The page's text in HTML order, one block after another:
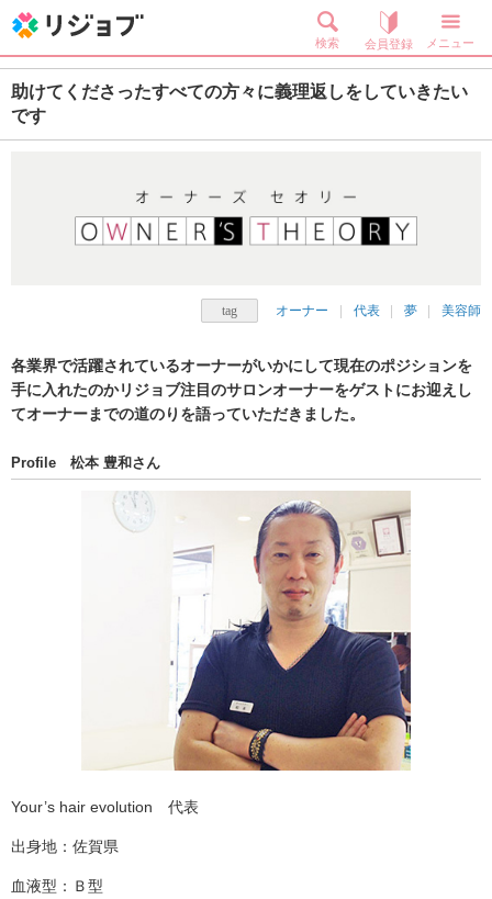
検索 会員登録 メニュー
助けてくださったすべての方々に義理返しをしていきたい
です
オーナー 代表 夢 美容師
各業界で活躍されているオーナーがいかにして現在のポジションを
手に入れたのかリジョブ注目のサロンオーナーをゲストにお迎えし
てオーナーまでの道のりを語っていただきました。
Profile 松本 豊和さん
Your’s hair evolution 代表
出身地：佐賀県
血液型：Ｂ型